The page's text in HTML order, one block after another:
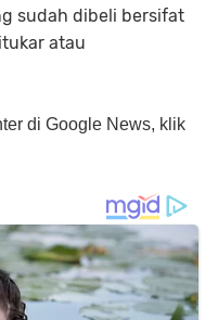
sudah dibeli bersifat
atau
di Google News, klik